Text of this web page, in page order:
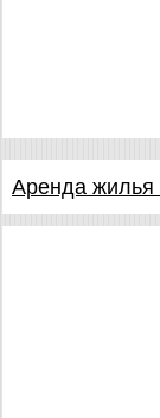
Аренда жилья